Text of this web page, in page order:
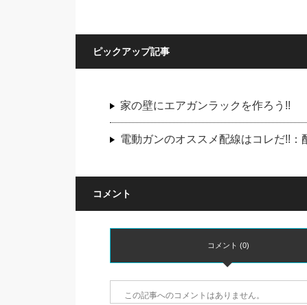
ピックアップ記事
家の壁にエアガンラックを作ろう!!
電動ガンのオススメ配線はコレだ!!
コメント
コメント (0)
この記事へのコメントはありません。